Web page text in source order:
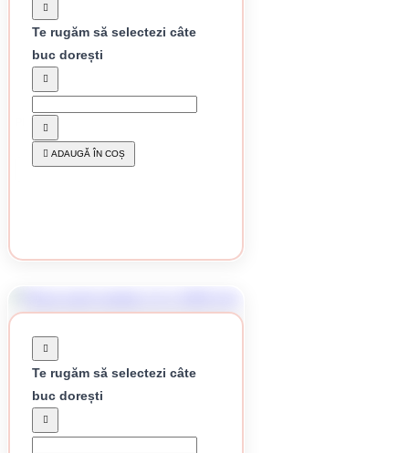
Plasa gard sudata 1.6 x 1700 mm
152 lei / buc
CUMPĂRĂ
Te rugăm să selectezi câte
buc dorești
ADAUGĂ ÎN COȘ
Te rugăm să selectezi câte
buc dorești